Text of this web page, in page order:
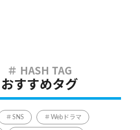
おすすめタグ
SNS Webドラマ